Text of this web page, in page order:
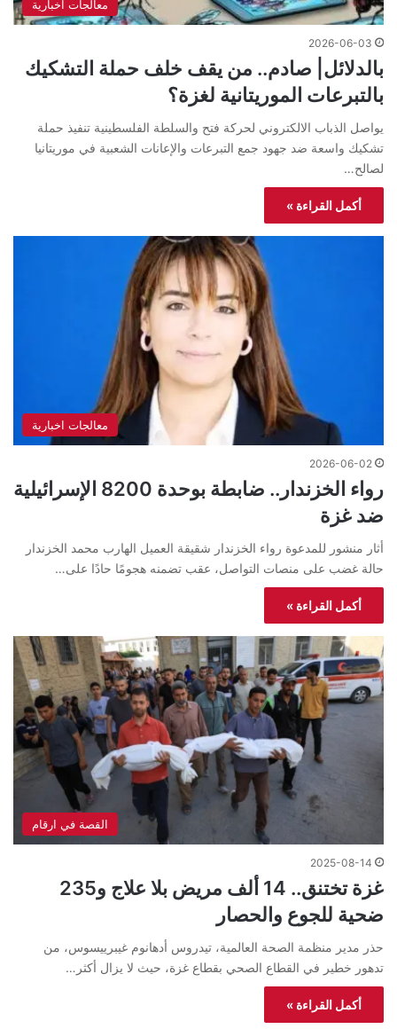
معالجات اخبارية
2026-06-03
بالدلائل| صادم.. من يقف خلف حملة التشكيك
بالتبرعات الموريتانية لغزة؟
يواصل الذباب الالكتروني لحركة فتح والسلطة الفلسطينية تنفيذ حملة
تشكيك واسعة ضد جهود جمع التبرعات والإعانات الشعبية في موريتانيا
لصالح…
أكمل القراءة »
معالجات اخبارية
2026-06-02
رواء الخزندار.. ضابطة بوحدة 8200 الإسرائيلية
ضد غزة
أثار منشور للمدعوة رواء الخزندار شقيقة العميل الهارب محمد الخزندار
حالة غضب على منصات التواصل، عقب تضمنه هجومًا حادًا على…
أكمل القراءة »
القصة في ارقام
2025-08-14
غزة تختنق.. 14 ألف مريض بلا علاج و235
ضحية للجوع والحصار
حذر مدير منظمة الصحة العالمية، تيدروس أدهانوم غيبرييسوس، من
تدهور خطير في القطاع الصحي بقطاع غزة، حيث لا يزال أكثر…
أكمل القراءة »